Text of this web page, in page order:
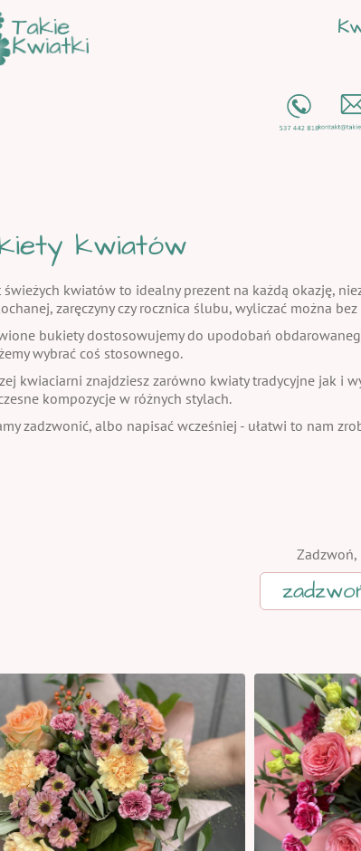
kwiatów
świeżych kwiatów to idealny prezent na każdą okazję,
zaręczyny czy rocznica ślubu, wyliczać można bez
bukiety dostosowujemy do upodobań
wybrać coś stosownego.
kwiaciarni znajdziesz zarówno kwiaty tradycyjne jak i
kompozycje w różnych stylach.
zadzwonić, albo napisać wcześniej - ułatwi to nam
Zadzwoń,